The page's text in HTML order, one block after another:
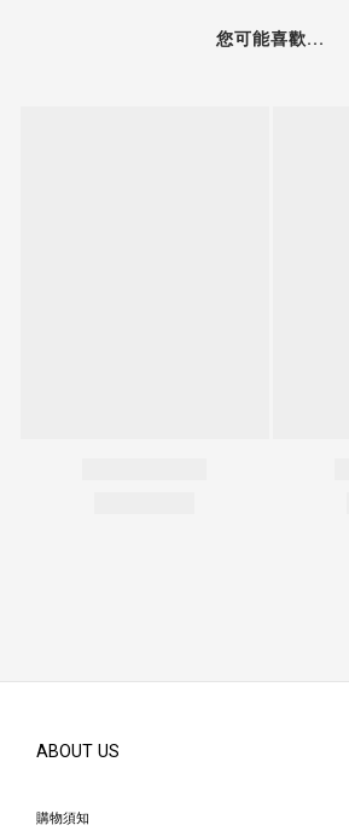
您可能喜歡...
ABOUT US
購物須知